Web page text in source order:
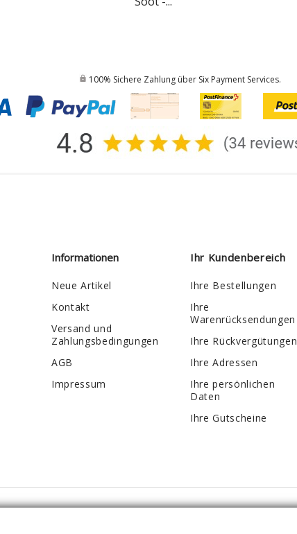
100% Sichere Zahlung über Six Payment Services.
Informationen
Neue Artikel
Kontakt
Versand und
Zahlungsbedingungen
AGB
Impressum
Ihr Kundenbereich
Ihre Bestellungen
Ihre
Warenrücksendungen
Ihre Rückvergütungen
Ihre Adressen
Ihre persönlichen
Daten
Ihre Gutscheine